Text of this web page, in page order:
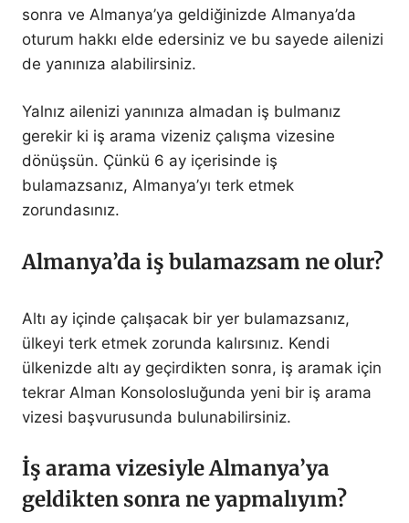
sonra ve Almanya’ya geldiğinizde Almanya’da
oturum hakkı elde edersiniz ve bu sayede ailenizi
de yanınıza alabilirsiniz.
Yalnız ailenizi yanınıza almadan iş bulmanız
gerekir ki iş arama vizeniz çalışma vizesine
dönüşsün. Çünkü 6 ay içerisinde iş
bulamazsanız, Almanya’yı terk etmek
zorundasınız.
Almanya’da iş bulamazsam ne olur?
Altı ay içinde çalışacak bir yer bulamazsanız,
ülkeyi terk etmek zorunda kalırsınız. Kendi
ülkenizde altı ay geçirdikten sonra, iş aramak için
tekrar Alman Konsolosluğunda yeni bir iş arama
vizesi başvurusunda bulunabilirsiniz.
İş arama vizesiyle Almanya’ya
geldikten sonra ne yapmalıyım?